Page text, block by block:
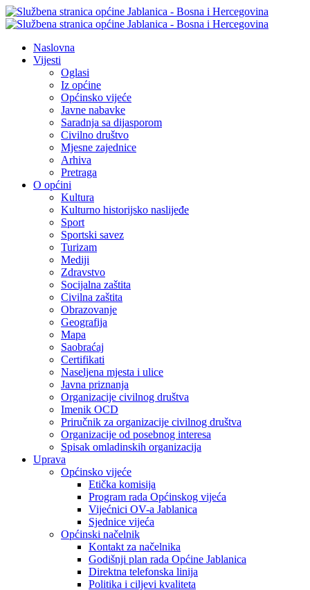
Naslovna
Vijesti
Oglasi
Iz općine
Općinsko vijeće
Javne nabavke
Saradnja sa dijasporom
Civilno društvo
Mjesne zajednice
Arhiva
Pretraga
O općini
Kultura
Kulturno historijsko naslijeđe
Sport
Sportski savez
Turizam
Mediji
Zdravstvo
Socijalna zaštita
Civilna zaštita
Obrazovanje
Geografija
Mapa
Saobraćaj
Certifikati
Naseljena mjesta i ulice
Javna priznanja
Organizacije civilnog društva
Imenik OCD
Priručnik za organizacije civilnog društva
Organizacije od posebnog interesa
Spisak omladinskih organizacija
Uprava
Općinsko vijeće
Etička komisija
Program rada Općinskog vijeća
Vijećnici OV-a Jablanica
Sjednice vijeća
Općinski načelnik
Kontakt za načelnika
Godišnji plan rada Općine Jablanica
Direktna telefonska linija
Politika i ciljevi kvaliteta